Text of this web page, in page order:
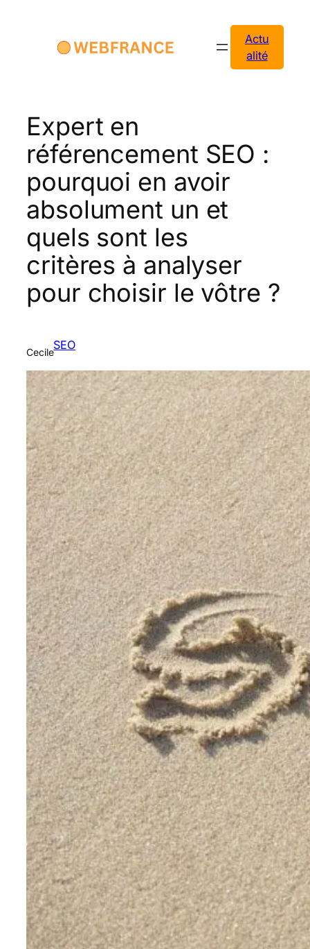
Actu
alité
Expert en
référencement SEO :
pourquoi en avoir
absolument un et
quels sont les
critères à analyser
pour choisir le vôtre ?
CecileSEO